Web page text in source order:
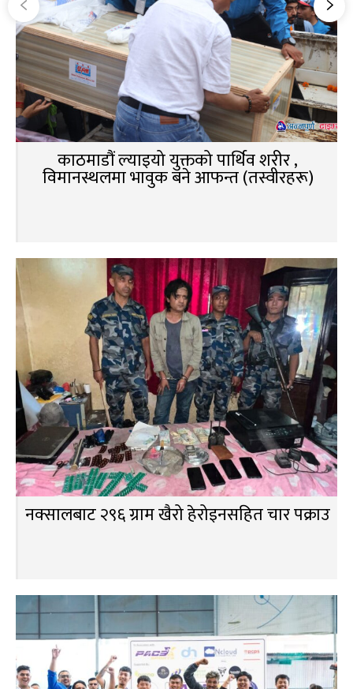
काठमाडौं ल्याइयो युक्तको पार्थिव शरीर ,
विमानस्थलमा भावुक बने आफन्त (तस्वीरहरू)
नक्सालबाट २९६ ग्राम खैरो हेरोइनसहित चार पक्राउ